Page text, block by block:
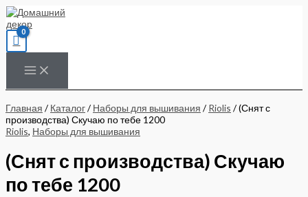
Перейти
к
содержимому
Главная / Каталог/ Наборы для вышивания / Riolis / (Снят с
производства) Скучаю по тебе 1200
Riolis, Наборы для вышивания
(Снят с производства) Скучаю
по тебе 1200
Количество
товара
(Снят
производства)
Скучаю
тебе